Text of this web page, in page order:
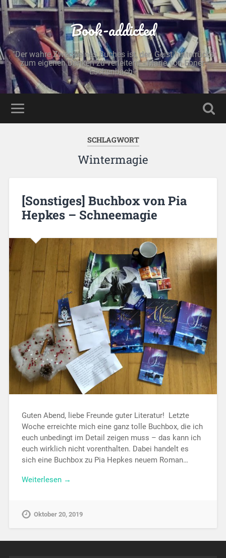
Book-addicted
"Der wahre Zweck eines Buches ist, den Geist hinterrücks
zum eigenen Denken zu verleiten." - Marie von Ebner-
Eschenbach -
SCHLAGWORT
Wintermagie
[Sonstiges] Buchbox von Pia
Hepkes – Schneemagie
Guten Abend, liebe Freunde guter Literatur! Letzte
Woche erreichte mich eine ganz tolle Buchbox, die ich
euch unbedingt im Detail zeigen muss – das kann ich
euch wirklich nicht vorenthalten. Dabei handelt es
sich eine Buchbox zu Pia Hepkes neuem Roman…
Weiterlesen →
Oktober 20, 2019